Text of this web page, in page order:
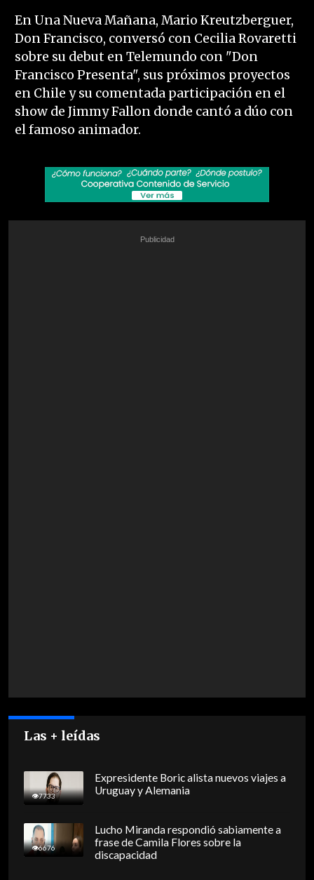
En Una Nueva Mañana, Mario Kreutzberguer,
Don Francisco, conversó con Cecilia Rovaretti
sobre su debut en Telemundo con "Don
Francisco Presenta", sus próximos proyectos
en Chile y su comentada participación en el
show de Jimmy Fallon donde cantó a dúo con
el famoso animador.
Las + leídas
7733
Expresidente Boric alista nuevos viajes a
Uruguay y Alemania
6676
Lucho Miranda respondió sabiamente a
frase de Camila Flores sobre la
discapacidad